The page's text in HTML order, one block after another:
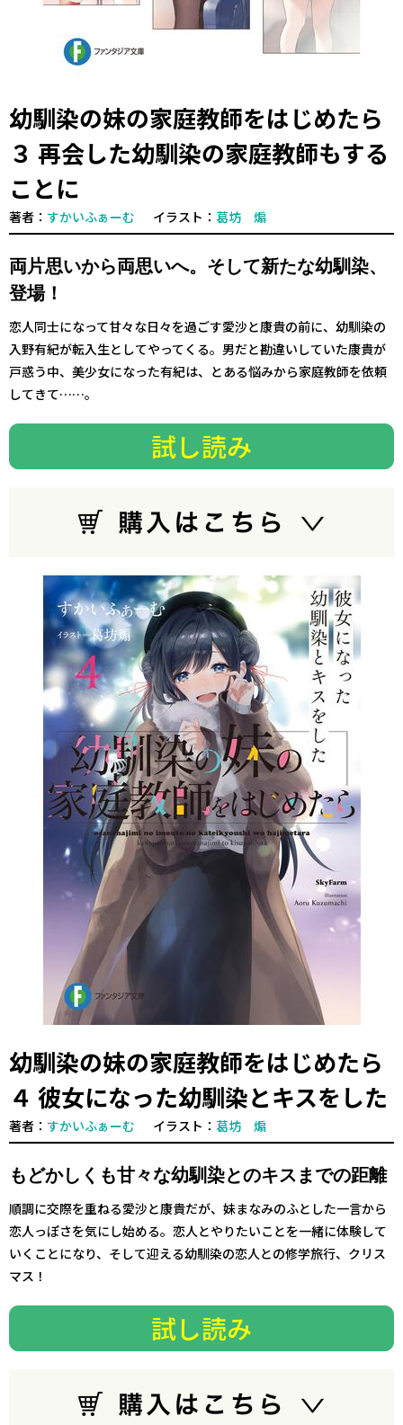
幼馴染の妹の家庭教師をはじめたら
３ 再会した幼馴染の家庭教師もする
ことに
著者： すかいふぁーむ イラスト： 葛坊 煽
両片思いから両思いへ。そして新たな幼馴染、
登場！
恋人同士になって甘々な日々を過ごす愛沙と康貴の前に、幼馴染の
入野有紀が転入生としてやってくる。男だと勘違いしていた康貴が
戸惑う中、美少女になった有紀は、とある悩みから家庭教師を依頼
してきて……。
試し読み
幼馴染の妹の家庭教師をはじめたら
４ 彼女になった幼馴染とキスをした
著者： すかいふぁーむ イラスト： 葛坊 煽
もどかしくも甘々な幼馴染とのキスまでの距離
順調に交際を重ねる愛沙と康貴だが、妹まなみのふとした一言から
恋人っぽさを気にし始める。恋人とやりたいことを一緒に体験して
いくことになり、そして迎える幼馴染の恋人との修学旅行、クリス
マス！
試し読み